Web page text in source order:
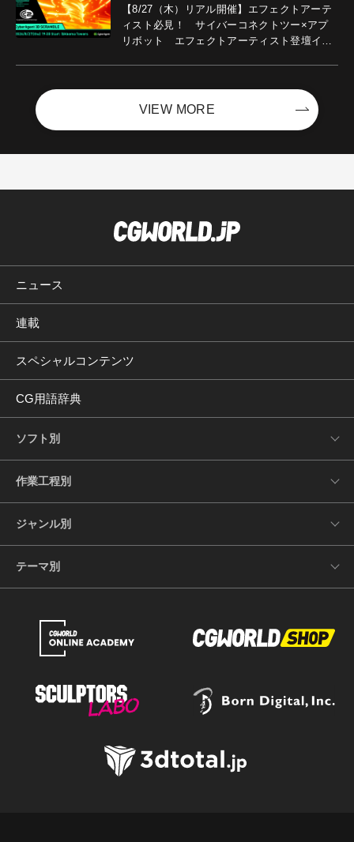
【8/27（木）リアル開催】エフェクトアーテ
ィスト必見！ サイバーコネクトツー×アプ
リボット エフェクトアーティスト登壇イベ
VIEW MORE
ニュース
連載
スペシャルコンテンツ
CG用語辞典
ソフト別
作業工程別
ジャンル別
テーマ別